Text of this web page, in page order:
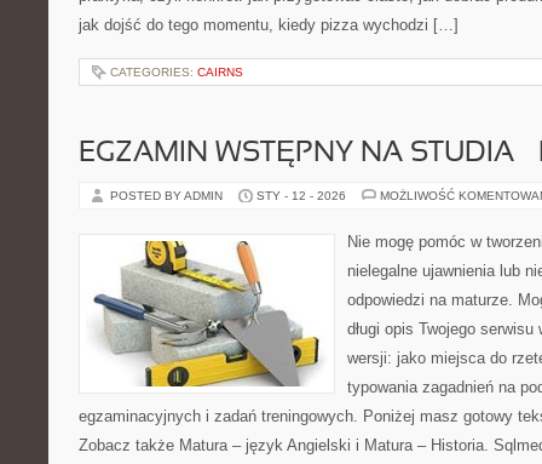
jak dojść do tego momentu, kiedy pizza wychodzi […]
CATEGORIES: CAIRNS
EGZAMIN WSTĘPNY NA STUDIA
POSTED BY ADMIN STY - 12 - 2026 MOŻLIWOŚĆ
Nie mogę pomóc w
nielegalne ujawnienia lub
odpowiedzi na maturze.
długi opis Twojego
wersji: jako miejsca do
typowania zagadnień na
egzaminacyjnych i zadań treningowych. Poniżej masz gotowy
Zobacz także Matura – język Angielski i Matura – Historia.